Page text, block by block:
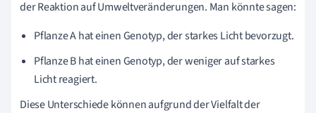
der Reaktion auf Umweltveränderungen. Man könnte sagen:
Pflanze A hat einen Genotyp, der starkes Licht bevorzugt.
Pflanze B hat einen Genotyp, der weniger auf starkes
Licht reagiert.
Diese Unterschiede können aufgrund der Vielfalt der